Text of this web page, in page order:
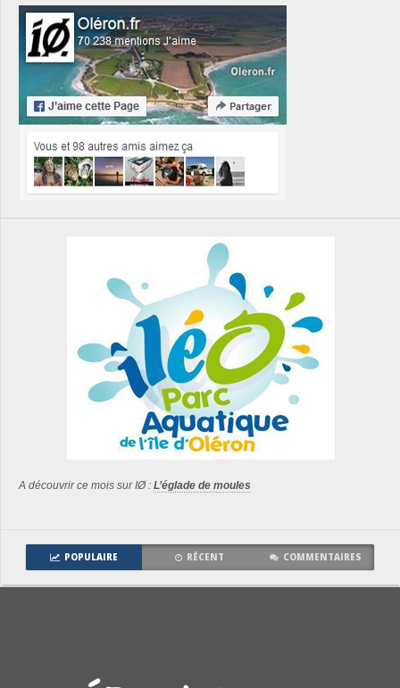
A découvrir ce mois sur IØ : L’églade de moules
POPULAIRE RÉCENT COMMENTAIRES